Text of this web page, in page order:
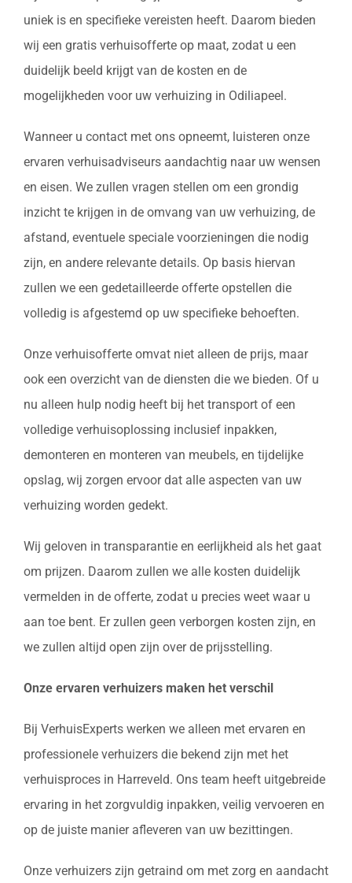
uniek is en specifieke vereisten heeft. Daarom bieden
wij een gratis verhuisofferte op maat, zodat u een
duidelijk beeld krijgt van de kosten en de
mogelijkheden voor uw verhuizing in Odiliapeel.
Wanneer u contact met ons opneemt, luisteren onze
ervaren verhuisadviseurs aandachtig naar uw wensen
en eisen. We zullen vragen stellen om een grondig
inzicht te krijgen in de omvang van uw verhuizing, de
afstand, eventuele speciale voorzieningen die nodig
zijn, en andere relevante details. Op basis hiervan
zullen we een gedetailleerde offerte opstellen die
volledig is afgestemd op uw specifieke behoeften.
Onze verhuisofferte omvat niet alleen de prijs, maar
ook een overzicht van de diensten die we bieden. Of u
nu alleen hulp nodig heeft bij het transport of een
volledige verhuisoplossing inclusief inpakken,
demonteren en monteren van meubels, en tijdelijke
opslag, wij zorgen ervoor dat alle aspecten van uw
verhuizing worden gedekt.
Wij geloven in transparantie en eerlijkheid als het gaat
om prijzen. Daarom zullen we alle kosten duidelijk
vermelden in de offerte, zodat u precies weet waar u
aan toe bent. Er zullen geen verborgen kosten zijn, en
we zullen altijd open zijn over de prijsstelling.
Onze ervaren verhuizers maken het verschil
Bij VerhuisExperts werken we alleen met ervaren en
professionele verhuizers die bekend zijn met het
verhuisproces in Harreveld. Ons team heeft uitgebreide
ervaring in het zorgvuldig inpakken, veilig vervoeren en
op de juiste manier afleveren van uw bezittingen.
Onze verhuizers zijn getraind om met zorg en aandacht